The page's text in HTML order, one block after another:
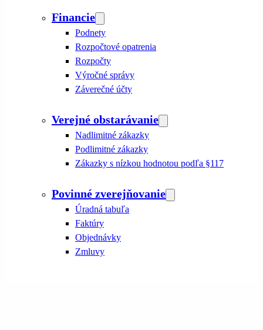
Financie
Podnety
Rozpočtové opatrenia
Rozpočty
Výročné správy
Záverečné účty
Verejné obstarávanie
Nadlimitné zákazky
Podlimitné zákazky
Zákazky s nízkou hodnotou podľa §117
Povinné zverejňovanie
Úradná tabuľa
Faktúry
Objednávky
Zmluvy